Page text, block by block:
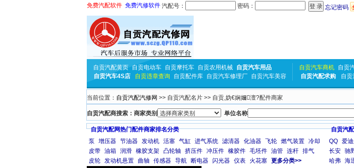
免费汽配软件 免费汽修软件 汽配号： 密码： 忘记密码
自贡汽配黄页 自贡电动车 自贡摩托车 自贡农用机械 自贡汽车用品
自贡汽车4S店
自贡违章查询 自贡配件库 自贡汽车修理厂 自贡汽车美容
自贡汽车商机 自贡
自贡汽配求购
自
当前位置： 自贡汽配汽修网 >> 自贡汽配名片 >> 自贡,妫€娴嬭澶?配件商家
自贡汽配商搜索：商家类别 单位名称
自贡汽配网热门配件商家排名分类
泵
增压器 节油器 发动机 活塞 气缸 进气系统 滤清器 化油器 飞轮 燃气装置 冷却
皮带 油箱 润滑 橡胶支架 凸轮轴 挤压件 冲压件 橡胶件 毛坯件 油管 连杆 排气
皮轮 发动机悬置 曲轴 传感器 导航 断电器 闪光器 仪表 火花塞 更多分类>>
自贡汽
QQ 爱
长安 驰
哈弗 海